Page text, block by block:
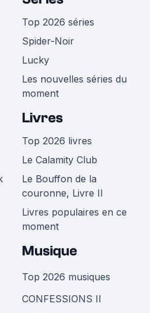
Top 2026 séries
Spider-Noir
Lucky
Les nouvelles séries du
moment
Livres
Top 2026 livres
Le Calamity Club
Le Bouffon de la
couronne, Livre II
Livres populaires en ce
moment
Musique
Top 2026 musiques
CONFESSIONS II